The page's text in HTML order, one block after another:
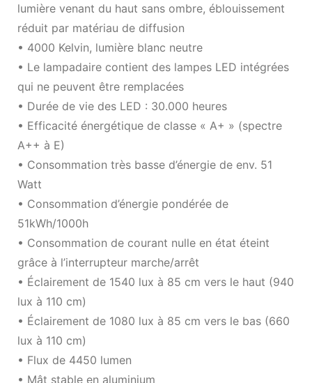
lumière venant du haut sans ombre, éblouissement
réduit par matériau de diffusion
• 4000 Kelvin, lumière blanc neutre
• Le lampadaire contient des lampes LED intégrées
qui ne peuvent être remplacées
• Durée de vie des LED : 30.000 heures
• Efficacité énergétique de classe « A+ » (spectre
A++ à E)
• Consommation très basse d’énergie de env. 51
Watt
• Consommation d’énergie pondérée de
51kWh/1000h
• Consommation de courant nulle en état éteint
grâce à l’interrupteur marche/arrêt
• Éclairement de 1540 lux à 85 cm vers le haut (940
lux à 110 cm)
• Éclairement de 1080 lux à 85 cm vers le bas (660
lux à 110 cm)
• Flux de 4450 lumen
• Mât stable en aluminium